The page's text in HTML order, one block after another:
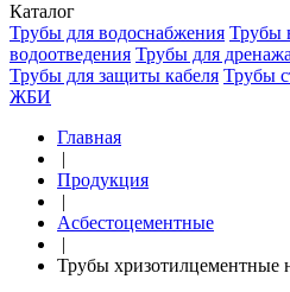
Каталог
Трубы для водоснабжения Трубы
водоотведения Трубы для дренажа
Трубы для защиты кабеля Трубы
ЖБИ
Главная
|
Продукция
|
Асбестоцементные
|
Трубы хризотилцементные